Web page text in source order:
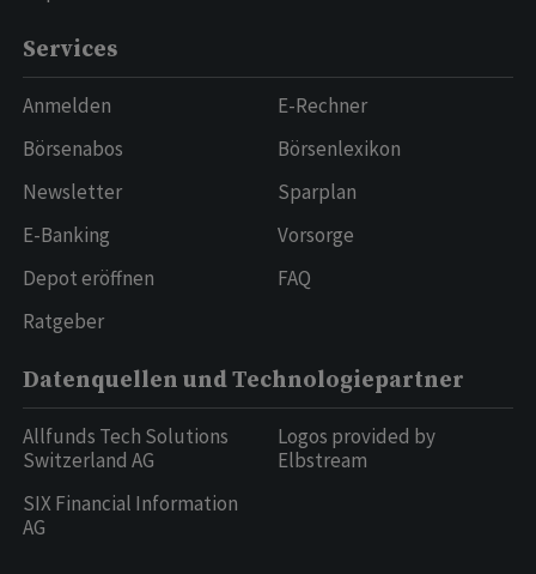
Services
Anmelden
Börsenabos
Newsletter
E-Banking
Depot eröffnen
Ratgeber
E-Rechner
Börsenlexikon
Sparplan
Vorsorge
FAQ
Datenquellen und Technologiepartner
Allfunds Tech Solutions
Switzerland AG
SIX Financial Information
AG
Logos provided by
Elbstream